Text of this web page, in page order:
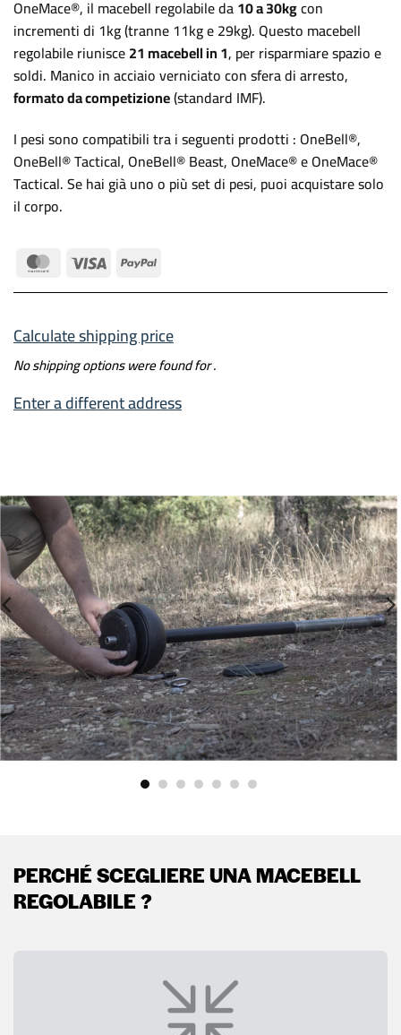
OneMace®, il macebell regolabile da10 a 30kgcon
incrementi di 1kg (tranne 11kg e 29kg). Questo macebell
regolabile riunisce21 macebell in 1, per risparmiare spazio e
soldi. Manico in acciaio verniciato con sfera di arresto,
formato da competizione(standard IMF).
I pesi sono compatibili tra i seguenti prodotti : OneBell®,
OneBell® Tactical, OneBell® Beast, OneMace® e OneMace®
Tactical. Se hai già uno o più set di pesi, puoi acquistare solo
il corpo.
MasterCard
Visa PayPal
Calculate shipping price
No shipping options were found for.
Enter a different address
PERCHÉ SCEGLIERE UNA MACEBELL
REGOLABILE ?